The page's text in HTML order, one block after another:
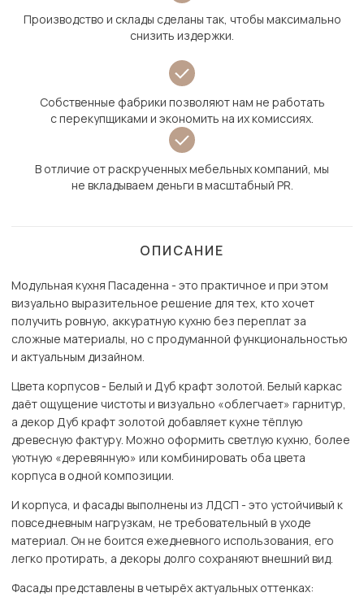
Производство и склады сделаны так, чтобы максимально
снизить издержки.
Собственные фабрики позволяют нам не работать
с перекупщиками и экономить на их комиссиях.
В отличие от раскрученных мебельных компаний, мы
не вкладываем деньги в масштабный PR.
ОПИСАНИЕ
Модульная кухня Пасаденна - это практичное и при этом
визуально выразительное решение для тех, кто хочет
получить ровную, аккуратную кухню без переплат за
сложные материалы, но с продуманной функциональностью
и актуальным дизайном.
Цвета корпусов - Белый и Дуб крафт золотой. Белый каркас
даёт ощущение чистоты и визуально «облегчает» гарнитур,
а декор Дуб крафт золотой добавляет кухне тёплую
древесную фактуру. Можно оформить светлую кухню, более
уютную «деревянную» или комбинировать оба цвета
корпуса в одной композиции.
И корпуса, и фасады выполнены из ЛДСП - это устойчивый к
повседневным нагрузкам, не требовательный в уходе
материал. Он не боится ежедневного использования, его
легко протирать, а декоры долго сохраняют внешний вид.
Фасады представлены в четырёх актуальных оттенках: